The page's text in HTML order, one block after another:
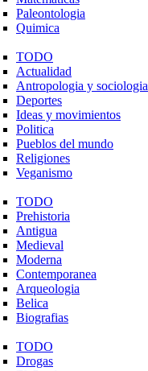
Paleontologia
Quimica
TODO
Actualidad
Antropologia y sociologia
Deportes
Ideas y movimientos
Politica
Pueblos del mundo
Religiones
Veganismo
TODO
Prehistoria
Antigua
Medieval
Moderna
Contemporanea
Arqueologia
Belica
Biografias
TODO
Drogas